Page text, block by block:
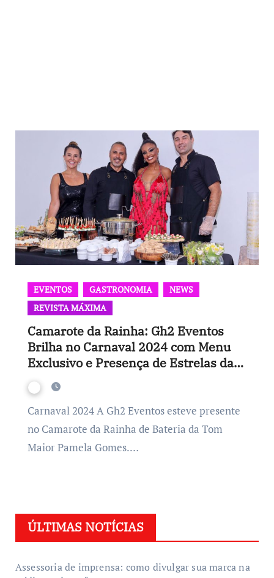
EVENTOS GASTRONOMIA
NEWS
REVISTA MÁXIMA
Camarote da Rainha: Gh2 Eventos
Brilha no Carnaval 2024 com Menu
Exclusivo e Presença de Estrelas da
Mídia
Carnaval 2024 A Gh2 Eventos esteve presente
no Camarote da Rainha de Bateria da Tom
Maior Pamela Gomes.…
ÚLTIMAS NOTÍCIAS
Assessoria de imprensa: como divulgar sua marca na